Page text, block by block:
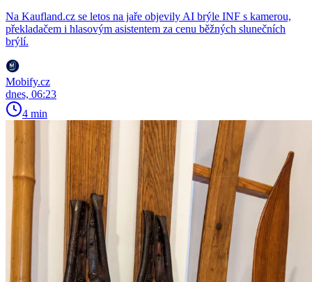
Na Kaufland.cz se letos na jaře objevily AI brýle INF s kamerou,
překladačem i hlasovým asistentem za cenu běžných slunečních
brýlí.
Mobify.cz
dnes, 06:23
4 min